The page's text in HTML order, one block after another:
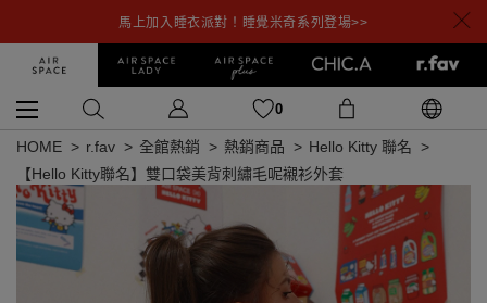
馬上加入睡衣派對！睡覺米奇系列登場>>
0
HOME r.fav 全館熱銷 熱銷商品
Hello Kitty 聯名
【Hello Kitty聯名】雙口袋美背刺繡毛呢襯衫外套